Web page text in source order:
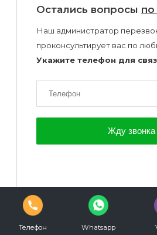
Режим
09.00
00.00
vkontakte
Остались вопросы по
Наш администратор
проконсультирует вас по
Укажите телефон для
Телефон Whatsapp